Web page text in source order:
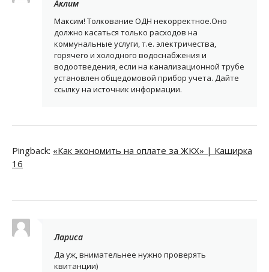
Аклим
Максим! Толкование ОДН некорректное.Оно
должно касаться только расходов на
коммунальные услуги, т.е. электричества,
горячего и холодного водоснабжения и
водоотведения, если на канализационной трубе
установлен общедомовой прибор учета. Дайте
ссылку на источник информации.
Pingback: «Как экономить на оплате за ЖКХ» | Каширка
16
Лариса
Да уж, внимательнее нужно проверять
квитанции)